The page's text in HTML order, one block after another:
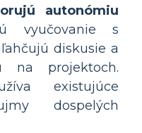
autonómiu
vyučovanie s
diskusie a
na projektoch.
existujúce
dospelých